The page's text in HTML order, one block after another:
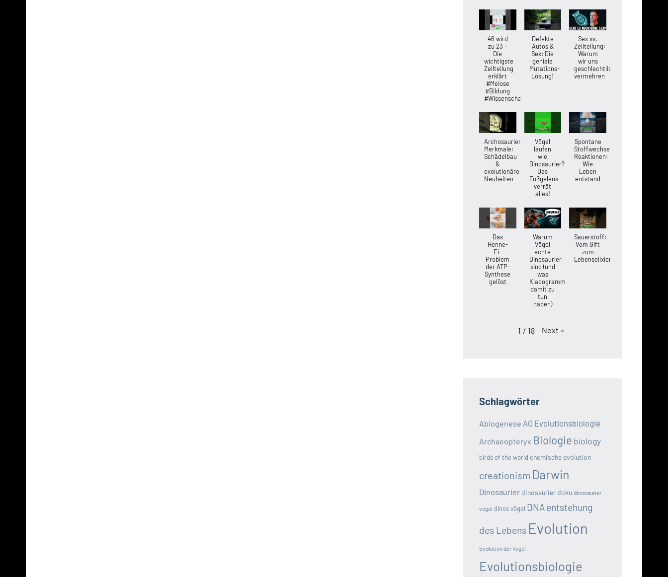
46 wird
zu 23 –
Die
wichtigste
Zellteilung
erklärt
#Meiose
#Bildung
#Wissenschaft
Defekte
Autos &
Sex: Die
geniale
Mutations-
Lösung!
Sex vs.
Zellteilung:
Warum
wir uns
geschlechtlich
vermehren
Archosaurier-
Merkmale:
Schädelbau
&
evolutionäre
Neuheiten
Vögel
laufen
wie
Dinosaurier?
Das
Fußgelenk
verrät
alles!
Spontane
Stoffwechsel-
Reaktionen:
Wie
Leben
entstand
Das
Henne-
Ei-
Problem
der ATP-
Synthese
gelöst
Warum
Vögel
echte
Dinosaurier
sind (und
was
Kladogramme
damit zu
tun
haben)
Sauerstoff:
Vom Gift
zum
Lebenselixier
1 / 18 Next »
Schlagwörter
Abiogenese AG Evolutionsbiologie
Archaeopteryx Biologie biology
birds of the world chemische evolution
creationism Darwin
Dinosaurier dinosaurier doku dinosaurier
vogel dinos vögel DNAentstehung
des Lebens Evolution
Evolution der Vögel
Evolutionsbiologie